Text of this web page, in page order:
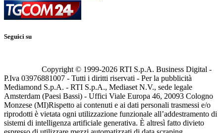
Seguici su
Copyright © 1999-2026 RTI S.p.A. Business Digital -
P.Iva 03976881007 - Tutti i diritti riservati - Per la pubblicità
Mediamond S.p.A. - RTI S.p.A., Mediaset N.V., sede legale
Amsterdam (Paesi Bassi) - Uffici Viale Europa 46, 20093 Cologno
Monzese (MI)Rispetto ai contenuti e ai dati personali trasmessi e/o
riprodotti è vietata ogni utilizzazione funzionale all’addestramento di
sistemi di intelligenza artificiale generativa. È altresì fatto divieto